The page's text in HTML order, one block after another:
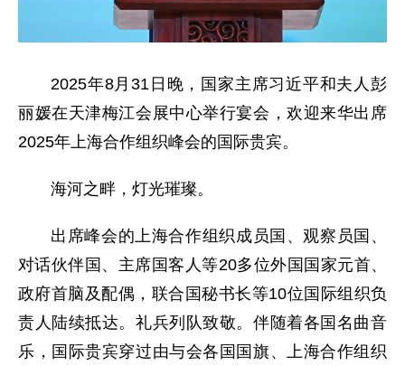
2025年8月31日晚，国家主席习近平和夫人彭
丽媛在天津梅江会展中心举行宴会，欢迎来华出席
2025年上海合作组织峰会的国际贵宾。
海河之畔，灯光璀璨。
出席峰会的上海合作组织成员国、观察员国、
对话伙伴国、主席国客人等20多位外国国家元首、
政府首脑及配偶，联合国秘书长等10位国际组织负
责人陆续抵达。礼兵列队致敬。伴随着各国名曲音
乐，国际贵宾穿过由与会各国国旗、上海合作组织